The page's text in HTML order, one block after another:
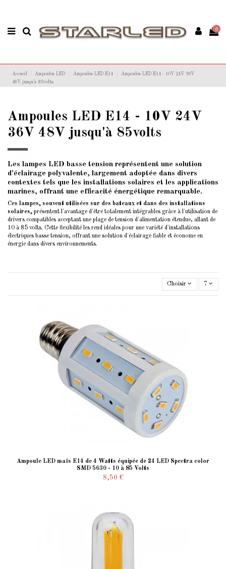
0
Accueil Ampoules LED Ampoules LED E14
Ampoules LED E14 - 10V 24V 36V
48V jusqu'à 85volts
Ampoules LED E14 - 10V 24V
36V 48V jusqu'à 85volts
Les lampes LED basse tension représentent une solution
d'éclairage polyvalente, largement adoptée dans divers
contextes tels que les installations solaires et les applications
marines, offrant une efficacité énergétique remarquable.
Ces lampes, souvent utilisées sur des bateaux et dans des installations
solaires, présentent l'avantage d'être totalement intégrables grâce à l'utilisation de
drivers compatibles acceptant une plage de tension d'alimentation étendue, allant de
10 à 85 volts. Cette flexibilité les rend idéales pour une variété d'installations
électriques basse tension, offrant une solution d'éclairage fiable et économe en
énergie dans divers environnements.
Choisir 7
Ampoule LED maïs E14 de 4 Watts équipée de 24 LED Spectra color
SMD 5630 - 10 à 85 Volts
8,50 €